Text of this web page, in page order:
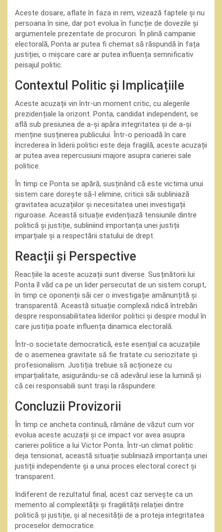
Aceste dosare, aflate în faza in rem, vizează faptele și nu
persoana în sine, dar pot evolua în funcție de dovezile și
argumentele prezentate de procurori. În plină campanie
electorală, Ponta ar putea fi chemat să răspundă în fața
justiției, o mișcare care ar putea influența semnificativ
peisajul politic.
Contextul Politic și Implicațiile
Aceste acuzații vin într-un moment critic, cu alegerile
prezidențiale la orizont. Ponta, candidat independent, se
află sub presiunea de a-și apăra integritatea și de a-și
menține susținerea publicului. Într-o perioadă în care
încrederea în liderii politici este deja fragilă, aceste acuzații
ar putea avea repercusiuni majore asupra carierei sale
politice.
În timp ce Ponta se apără, susținând că este victima unui
sistem care dorește să-l elimine, criticii săi subliniază
gravitatea acuzațiilor și necesitatea unei investigații
riguroase. Această situație evidențiază tensiunile dintre
politică și justiție, subliniind importanța unei justiții
imparțiale și a respectării statului de drept.
Reacții și Perspective
Reacțiile la aceste acuzații sunt diverse. Susținătorii lui
Ponta îl văd ca pe un lider persecutat de un sistem corupt,
în timp ce oponenții săi cer o investigație amănunțită și
transparentă. Această situație complexă ridică întrebări
despre responsabilitatea liderilor politici și despre modul în
care justiția poate influența dinamica electorală.
Într-o societate democratică, este esențial ca acuzațiile
de o asemenea gravitate să fie tratate cu seriozitate și
profesionalism. Justiția trebuie să acționeze cu
imparțialitate, asigurându-se că adevărul iese la lumină și
că cei responsabili sunt trași la răspundere.
Concluzii Provizorii
În timp ce ancheta continuă, rămâne de văzut cum vor
evolua aceste acuzații și ce impact vor avea asupra
carierei politice a lui Victor Ponta. Într-un climat politic
deja tensionat, această situație subliniază importanța unei
justiții independente și a unui proces electoral corect și
transparent.
Indiferent de rezultatul final, acest caz servește ca un
memento al complexității și fragilității relației dintre
politică și justiție, și al necesității de a proteja integritatea
proceselor democratice.